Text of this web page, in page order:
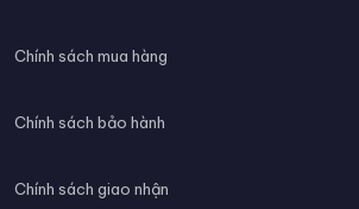
Chính sách mua hàng
Chính sách bảo hành
Chính sách giao nhận